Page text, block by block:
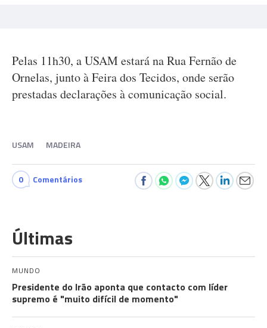
Pelas 11h30, a USAM estará na Rua Fernão de
Ornelas, junto à Feira dos Tecidos, onde serão
prestadas declarações à comunicação social.
USAM MADEIRA
0 Comentários
Últimas
MUNDO
Presidente do Irão aponta que contacto com líder
supremo é "muito difícil de momento"